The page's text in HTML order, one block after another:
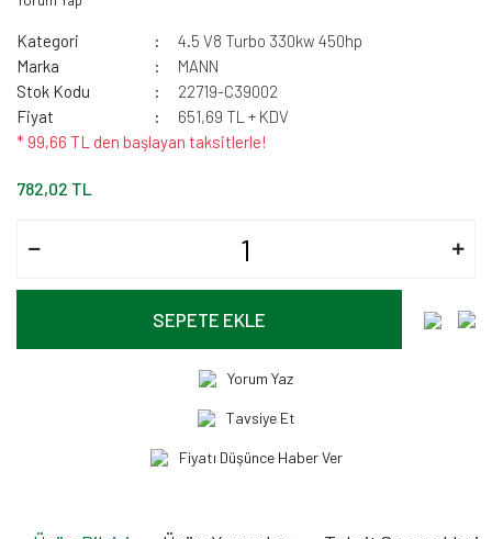
Kategori
4.5 V8 Turbo 330kw 450hp
Marka
MANN
Stok Kodu
22719-C39002
Fiyat
651,69 TL + KDV
* 99,66 TL den başlayan taksitlerle!
782,02 TL
SEPETE EKLE
Yorum Yaz
Tavsiye Et
Fiyatı Düşünce Haber Ver